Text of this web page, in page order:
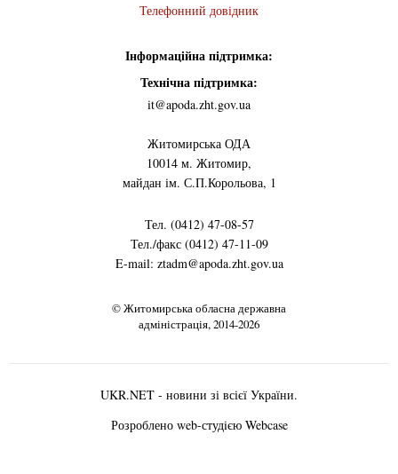
Телефонний довідник
Інформаційна підтримка:
Технічна підтримка:
it@apoda.zht.gov.ua
Житомирська ОДА
10014 м. Житомир,
майдан ім. С.П.Корольова, 1
Тел. (0412) 47-08-57
Тел./факс (0412) 47-11-09
E-mail: ztadm@apoda.zht.gov.ua
© Житомирська обласна державна
адміністрація, 2014-2026
UKR.NET - новини зі всієї України.
Розроблено web-студiєю Webcase